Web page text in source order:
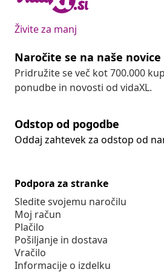
Živite za manj
Naročite se na naše novice
Pridružite se več kot 700.000
ponudbe in novosti od vidaXL.
Odstop od pogodbe
Oddaj zahtevek za odstop od
Podpora za stranke
Sledite svojemu naročilu
Moj račun
Plačilo
Pošiljanje in dostava
Vračilo
Informacije o izdelku